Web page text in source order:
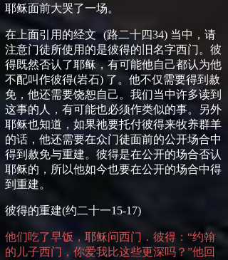
耶稣面前大哭了一场。
在上面引用的经文 (路二十四34) 当中，请
注意门徒所使用的是彼得的旧名字西门。彼
得既然否认了耶稣，有可能他自己都认为他
不配叫作彼得(岩石) 了。他不仅需要得到赦
免，他还需要饶恕自己。我们当中许多读到
这事的人，有可能也必须作类似的事。另外
耶稣也知道，如果祂要托付彼得来牧养群羊
的话，他还需要在众门徒面前的公开场合中
得到赦免与重建。彼得是在公开的场合否认
耶稣的，所以他如今也要在公开的场合中得
到重建。
彼得的重建(约二十一15-17)
他们吃了早饭，耶稣问西门．彼得：“约翰
的儿子西门，你爱我比这些更深吗？”他回